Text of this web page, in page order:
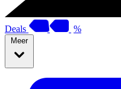
Deals %
Meer